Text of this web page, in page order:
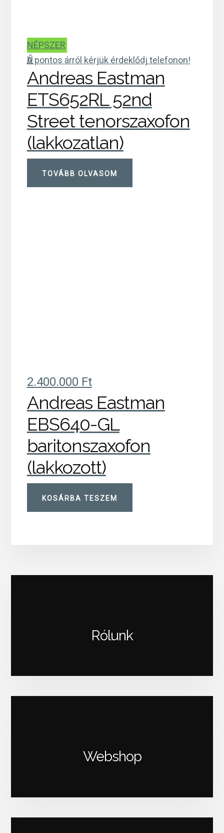
NÉPSZER
Ű
A pontos árról kérjük érdeklődj telefonon!
Andreas Eastman
ETS652RL 52nd
Street tenorszaxofon
(lakkozatlan)
TOVÁBB OLVASOM
2.400.000 Ft
Andreas Eastman
EBS640-GL
baritonszaxofon
(lakkozott)
KOSÁRBA TESZEM
Rólunk
Webshop